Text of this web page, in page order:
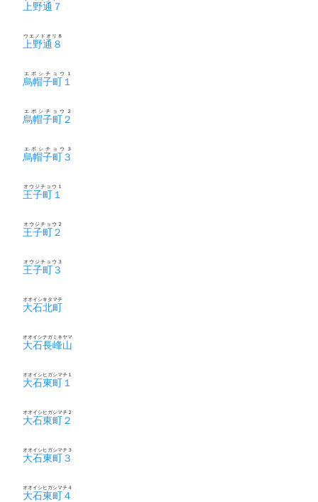
上野通７
上野通８
ウエノドオリ８
烏帽子町１
エボシチョウ１
烏帽子町２
エボシチョウ２
烏帽子町３
エボシチョウ３
王子町１
オウジチョウ１
王子町２
オウジチョウ２
王子町３
オウジチョウ３
大石北町
オオイシキタマチ
大石長峰山
オオイシナガミネヤマ
大石東町１
オオイシヒガシマチ１
大石東町２
オオイシヒガシマチ２
大石東町３
オオイシヒガシマチ３
大石東町４
オオイシヒガシマチ４